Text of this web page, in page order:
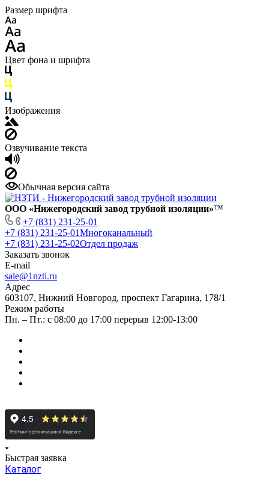
Размер шрифта
Цвет фона и шрифта
Изображения
Озвучивание текста
Обычная версия сайта
ООО «Нижегородский завод трубной изоляции»™
+7 (831) 231-25-01
+7 (831) 231-25-01Многоканальный
+7 (831) 231-25-02Отдел продаж
Заказать звонок
E-mail
sale@1nzti.ru
Адрес
603107, Нижний Новгород, проспект Гагарина, 178/1
Режим работы
Пн. – Пт.: с 08:00 до 17:00 перерыв 12:00-13:00
Быстрая заявка
Каталог